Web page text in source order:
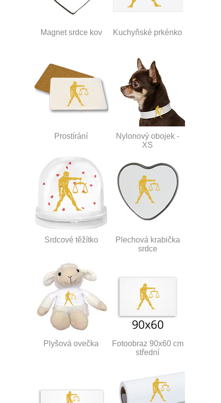
Magnet srdce kov Kuchyňské prkénko
Prostírání
Nylonový obojek -
XS
Srdcové těžítko
Plechová krabička
srdce
Plyšová ovečka
Fotoobraz 90x60 cm
střední